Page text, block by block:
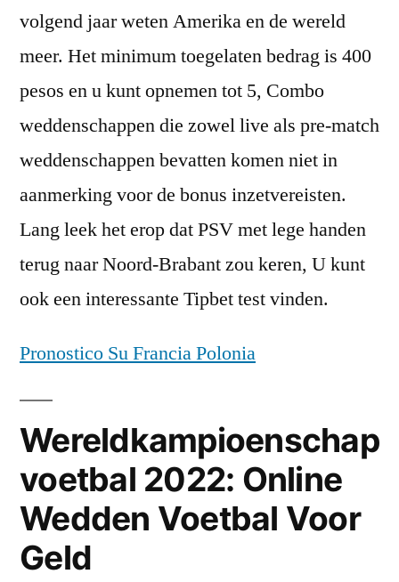
volgend jaar weten Amerika en de wereld
meer. Het minimum toegelaten bedrag is 400
pesos en u kunt opnemen tot 5, Combo
weddenschappen die zowel live als pre-match
weddenschappen bevatten komen niet in
aanmerking voor de bonus inzetvereisten.
Lang leek het erop dat PSV met lege handen
terug naar Noord-Brabant zou keren, U kunt
ook een interessante Tipbet test vinden.
Pronostico Su Francia Polonia
Wereldkampioenschap
voetbal 2022: Online
Wedden Voetbal Voor
Geld